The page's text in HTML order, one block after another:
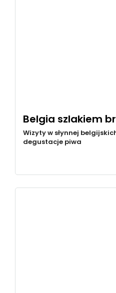
Belgia szlakiem
Wizyty w słynnej
degustacje piwa